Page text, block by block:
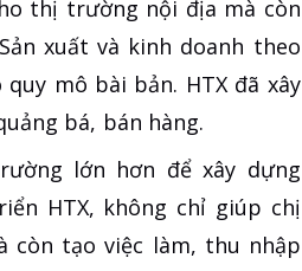
thị trường nội địa mà còn
xuất và kinh doanh theo
mô bài bản. HTX đã xây
bá, bán hàng.
lớn hơn để xây dựng
HTX, không chỉ giúp chị
còn tạo việc làm, thu nhập